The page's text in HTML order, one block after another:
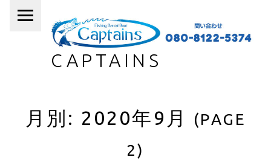
CAPTAINS
月別: 2020年9月
(PAGE
2)